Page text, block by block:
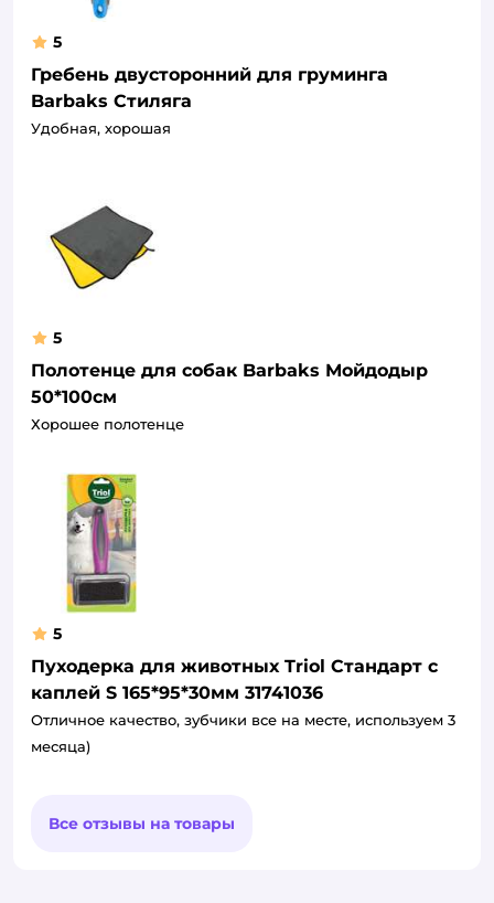
5
Гребень двусторонний для груминга
Barbaks Стиляга
Удобная, хорошая
5
Полотенце для собак Barbaks Мойдодыр
50*100см
Хорошее полотенце
5
Пуходерка для животных Triol Стандарт с
каплей S 165*95*30мм 31741036
Отличное качество, зубчики все на месте, используем 3
месяца)
Все отзывы на товары